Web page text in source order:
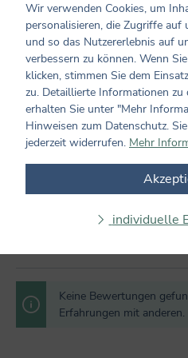
0 von 0 Bewertungen
Durchschnittliche Bewertung von
Bewerten Sie dieses
Teilen Sie Ihre Erfahrungen mit
Kunden. Ihre Bewertung darf sich
aus verifizierten Käufen beziehen.
wir sicher, indem Bewertungen
Kundenkonto möglich sind.
Keine Bewertungen
Erfahrungen mit anderen.
Wir verwenden Cookies, um
personalisieren, die Zugriffe auf
und so das Nutzererlebnis auf
verbessern zu können. Wenn
klicken, stimmen Sie dem
zu. Detaillierte Informationen zu
erhalten Sie unter "Mehr
Hinweisen zum Datenschutz.
jederzeit widerrufen. Mehr
individuelle